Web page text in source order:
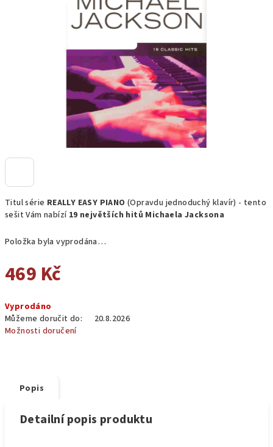
Titul série REALLY EASY PIANO (Opravdu jednoduchý klavír) - tento
sešit Vám nabízí 19 největších hitů Michaela Jacksona
Položka byla vyprodána…
469 Kč
cena:
Vyprodáno
Můžeme doručit do:
20.8.2026
Možnosti doručení
hvězdiček.
Popis
Detailní popis produktu